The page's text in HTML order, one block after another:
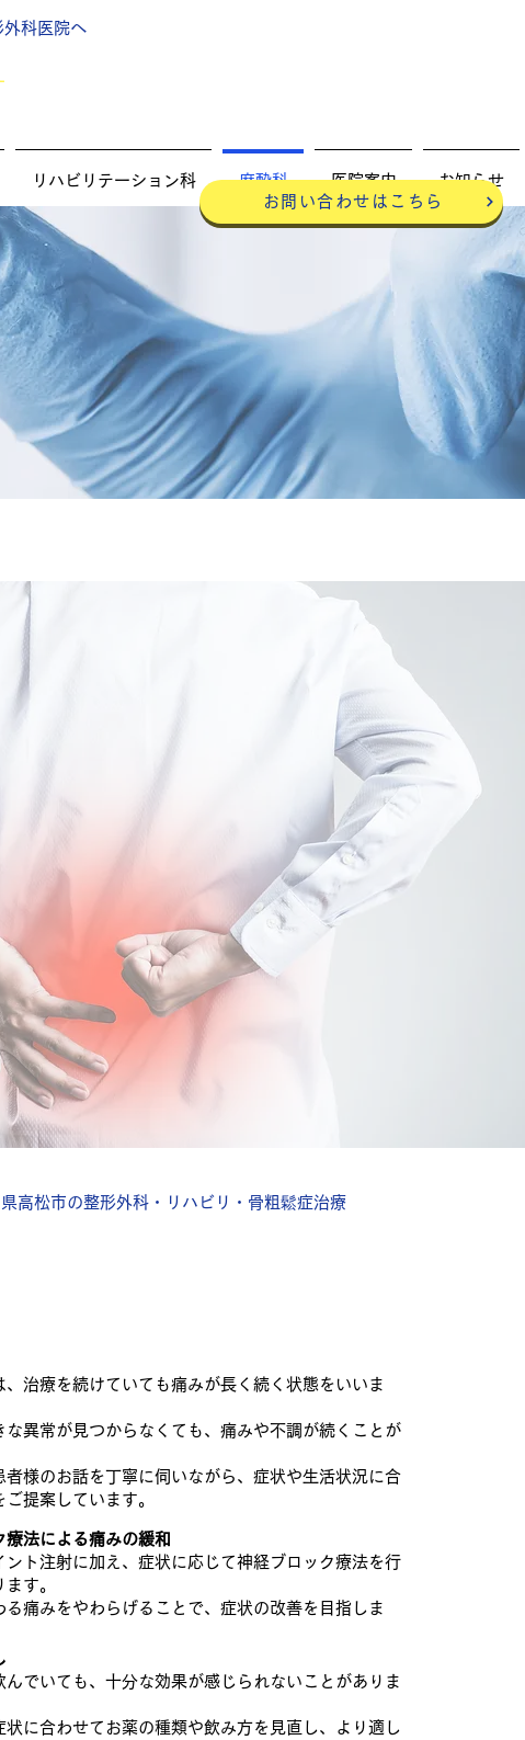
お問い合わせはこちら
外科医院​へ
リハビリテーション科 麻酔科 医院案内 お知らせ
高松市の整形外科・リハビリ・骨粗鬆症治療
、治療を続けていても痛みが長く続く状態をいいま
な異常が見つからなくても、痛みや不調が続くことが
者様のお話を丁寧に伺いながら、症状や生活状況に合
提案しています。
療法による痛みの緩和
ント注射に加え、症状に応じて神経ブロック療法を行
す。
る痛みをやわらげることで、症状の改善を目指しま
んでいても、十分な効果が感じられないことがありま
状に合わせてお薬の種類や飲み方を見直し、より適し